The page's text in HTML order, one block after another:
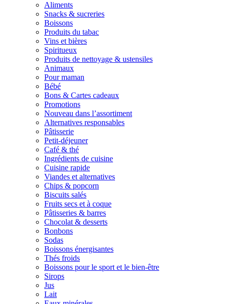
Aliments
Snacks & sucreries
Boissons
Produits du tabac
Vins et bières
Spiritueux
Produits de nettoyage & ustensiles
Animaux
Pour maman
Bébé
Bons & Cartes cadeaux
Promotions
Nouveau dans l’assortiment
Alternatives responsables
Pâtisserie
Petit-déjeuner
Café & thé
Ingrédients de cuisine
Cuisine rapide
Viandes et alternatives
Chips & popcorn
Biscuits salés
Fruits secs et à coque
Pâtisseries & barres
Chocolat & desserts
Bonbons
Sodas
Boissons énergisantes
Thés froids
Boissons pour le sport et le bien-être
Sirops
Jus
Lait